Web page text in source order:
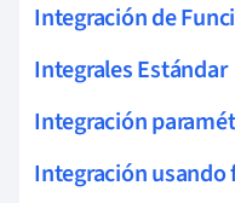
Integración de
Integrales Estándar
Integración
Integración usando